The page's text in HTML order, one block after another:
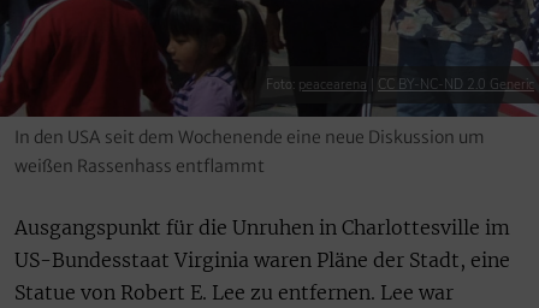
Foto: peacearena CC BY-NC-ND 2.0 Generic
In den USA seit dem Wochenende eine neue Diskussion um
weißen Rassenhass entflammt
Ausgangspunkt für die Unruhen in Charlottesville im
US-Bundesstaat Virginia waren Pläne der Stadt, eine
Statue von Robert E. Lee zu entfernen. Lee war